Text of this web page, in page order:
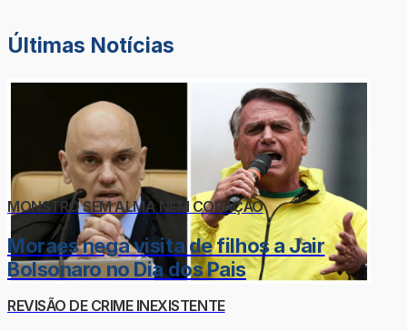
Últimas Notícias
MONSTRO SEM ALMA NEM CORAÇÃO
Moraes nega visita de filhos a Jair
Bolsonaro no Dia dos Pais
REVISÃO DE CRIME INEXISTENTE